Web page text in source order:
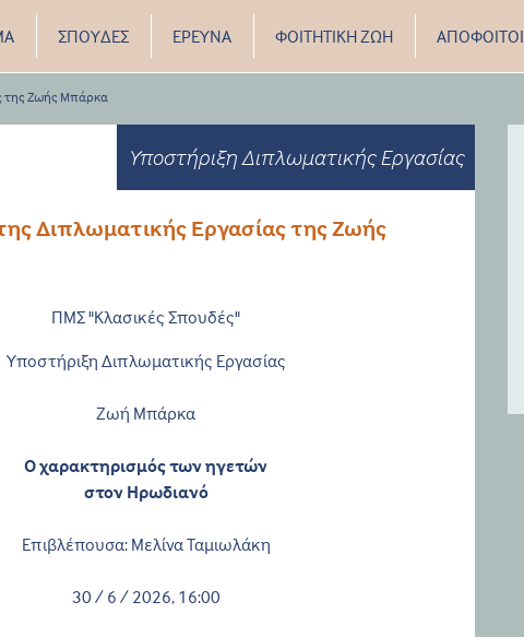
ΣΠΟΥΔΕΣ ΕΡΕΥΝΑ ΦΟΙΤΗΤΙΚΗ ΖΩΗ ΑΠΟΦΟΙΤΟΙ
της Ζωής Μπάρκα
Υποστήριξη Διπλωματικής Εργασίας
Διπλωματικής Εργασίας της Ζωής
ΠΜΣ "Κλασικές Σπουδές"
Υποστήριξη Διπλωματικής Εργασίας
Ζωή Μπάρκα
Ο χαρακτηρισμός των ηγετών
στον Ηρωδιανό
Επιβλέπουσα: Μελίνα Ταμιωλάκη
30 / 6 / 2026, 16:00